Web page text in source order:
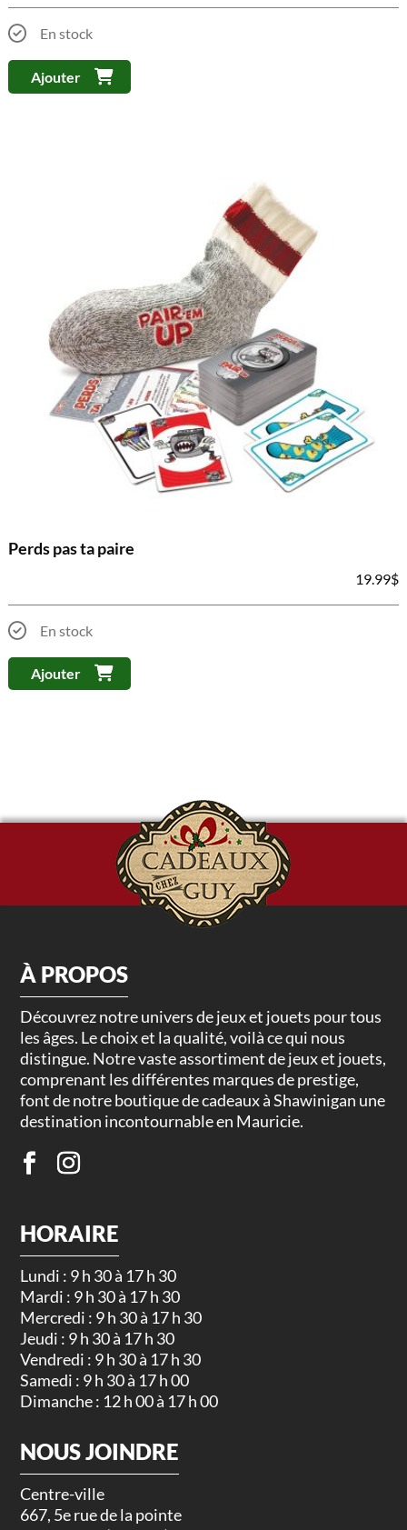
En stock
Ajouter
Perds pas ta paire
19.99$
En stock
Ajouter
À PROPOS
Découvrez notre univers de jeux et jouets pour tous
les âges. Le choix et la qualité, voilà ce qui nous
distingue. Notre vaste assortiment de jeux et jouets,
comprenant les différentes marques de prestige,
font de notre boutique de cadeaux à Shawinigan une
destination incontournable en Mauricie.
HORAIRE
Lundi : 9 h 30 à 17 h 30
Mardi : 9 h 30 à 17 h 30
Mercredi : 9 h 30 à 17 h 30
Jeudi : 9 h 30 à 17 h 30
Vendredi : 9 h 30 à 17 h 30
Samedi : 9 h 30 à 17 h 00
Dimanche : 12 h 00 à 17 h 00
NOUS JOINDRE
Centre-ville
667, 5e rue de la pointe